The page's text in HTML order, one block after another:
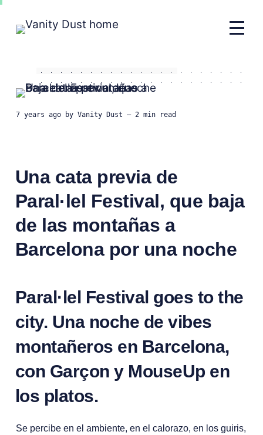
7 years agoby Vanity Dust — 2 min read
Una cata previa de
Paral·lel Festival, que baja
de las montañas a
Barcelona por una noche
Paral·lel Festival goes to the
city. Una noche de vibes
montañeros en Barcelona,
con Garçon y MouseUp en
los platos.
Se percibe en el ambiente, en el calorazo, en los guiris,